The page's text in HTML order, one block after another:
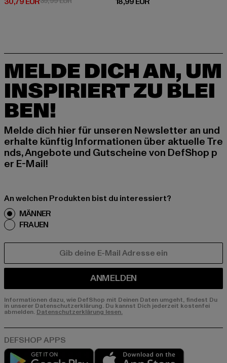
MELDE DICH AN, UM
INSPIRIERT ZU BLEI
BEN!
Melde dich hier für unseren Newsletter an und
erhalte künftig Informationen über aktuelle Tre
nds, Angebote und Gutscheine von DefShop p
er E-Mail!
An welchen Produkten bist du interessiert?
MÄNNER
FRAUEN
ANMELDEN
Informationen dazu, wie DefShop mit Deinen Daten umgeht, findest Du
in unserer Datenschutzerklärung. Du kannst Dich jederzeit kostenfei
abmelden. Datenschutzerklärung lesen.
Play market